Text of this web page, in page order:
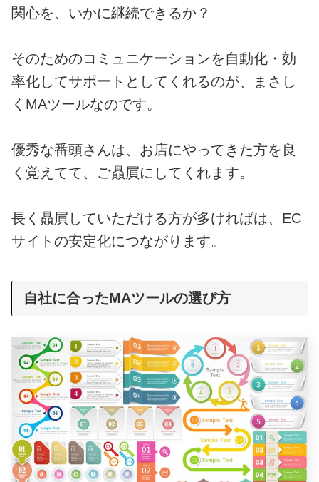
関心を、いかに継続できるか？
そのためのコミュニケーションを自動化・効
率化してサポートとしてくれるのが、まさし
くMAツールなのです。
優秀な番頭さんは、お店にやってきた方を良
く覚えてて、ご贔屓にしてくれます。
長く贔屓していただける方が多ければは、EC
サイトの安定化につながります。
自社に合ったMAツールの選び方